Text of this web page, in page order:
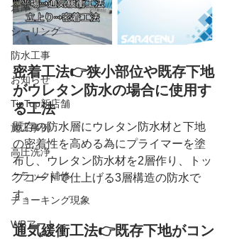
倉庫
シーリング
防水工事
お知らせ
TipTop新店舗
施工事例
高圧洗浄
クラック補修
チョーキング現象
WBアート
密着工法👉狭小部位や既存下地
がウレタン防水の場合に使用す
る工法
既存の防水層にウレタン防水材と下地
の密着性を高める為にプライマーを塗
布し、ウレタン防水材を2層作り、トッ
プコートで仕上げる3層構造の防水で
す。
通気緩衝工法👉既存下地がコン